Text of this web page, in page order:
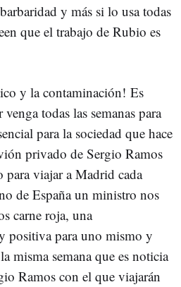
y más si lo usa todas
que el trabajo de Rubio es
y la contaminación! Es
todas las semanas para
para la sociedad que hace
privado de Sergio Ramos
viajar a Madrid cada
de España un ministro nos
carne roja, una
positiva para uno mismo y
misma semana que es noticia
Ramos con el que viajarán